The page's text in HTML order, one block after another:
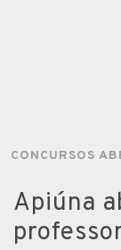
CONCURSOS
Apiúna